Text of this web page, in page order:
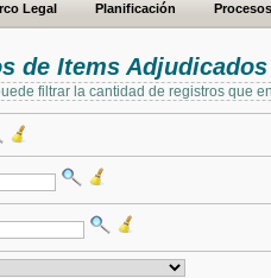
Legal Planificación Procesos
de Items Adjudicados
filtrar la cantidad de registros que